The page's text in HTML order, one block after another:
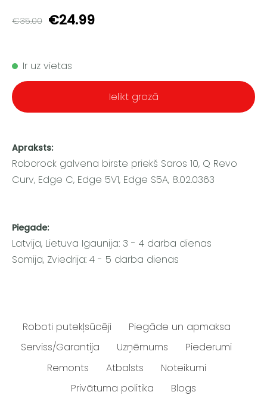
€35.00 €24.99
Ir uz vietas
Ielikt grozā
Apraksts:
Roborock galvena birste priekš Saros 10, Q Revo
Curv, Edge C, Edge 5V1, Edge S5A, 8.02.0363
Piegade:
Latvija, Lietuva Igaunija: 3 - 4 darba dienas
Somija, Zviedrija: 4 - 5 darba dienas
Roboti putekļsūcēji
Piegāde un apmaksa
Serviss/Garantija
Uzņēmums
Piederumi
Remonts
Atbalsts
Noteikumi
Privātuma politika
Blogs